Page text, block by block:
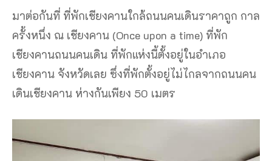
มาต่อกันที่ ที่พักเชียงคานใกล้ถนนคนเดินราคาถูก กาล
ครั้งหนึ่ง ณ เชียงคาน (Once upon a time) ที่พัก
เชียงคานถนนคนเดิน ที่พักแห่งนี้ตั้งอยู่ในอำเภอ
เชียงคาน จังหวัดเลย ซึ่งที่พักตั้งอยู่ไม่ไกลจากถนนคน
เดินเชียงคาน ห่างกันเพียง 50 เมตร